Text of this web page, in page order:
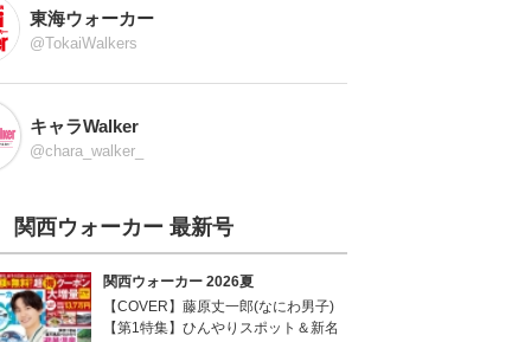
東海ウォーカー
@TokaiWalkers
キャラWalker
@chara_walker_
関西ウォーカー 最新号
関西ウォーカー 2026夏
【COVER】藤原丈一郎(なにわ男子)
【第1特集】ひんやりスポット＆新名